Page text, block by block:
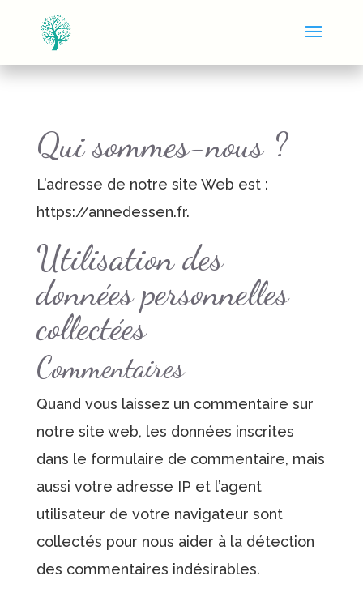
Qui sommes-nous ?
L’adresse de notre site Web est :
https://annedessen.fr.
Utilisation des
données personnelles
collectées
Commentaires
Quand vous laissez un commentaire sur
notre site web, les données inscrites
dans le formulaire de commentaire, mais
aussi votre adresse IP et l’agent
utilisateur de votre navigateur sont
collectés pour nous aider à la détection
des commentaires indésirables.